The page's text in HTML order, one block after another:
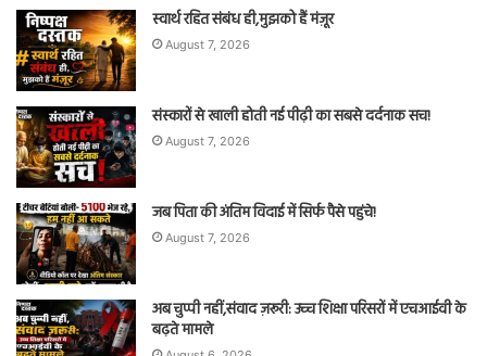
स्वार्थ रहित संबंध ही,मुझको हैं मंज़ूर
August 7, 2026
संस्कारों से खाली होती नई पीढ़ी का सबसे दर्दनाक सच!
August 7, 2026
जब पिता की अंतिम विदाई में सिर्फ पैसे पहुंचे!
August 7, 2026
अब चुप्पी नहीं,संवाद ज़रूरी: उच्च शिक्षा परिसरों में एचआईवी के
बढ़ते मामले